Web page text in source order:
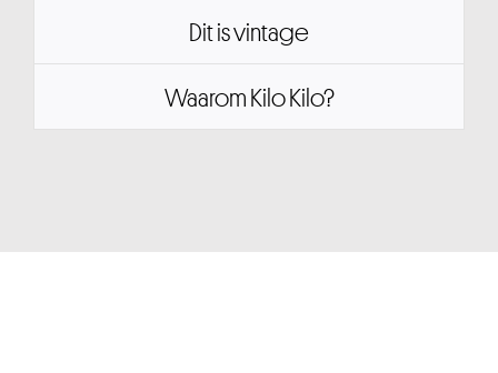
Dit is vintage
Waarom Kilo Kilo?